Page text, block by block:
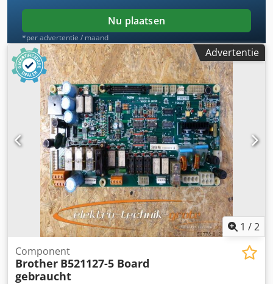
Nu plaatsen
*per advertentie / maand
Advertentie
1 /2
Component
Brother B521127-5 Board
gebraucht